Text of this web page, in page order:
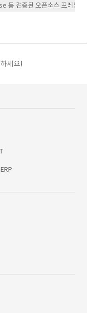
검증된 오픈소스 프레임워
세요!